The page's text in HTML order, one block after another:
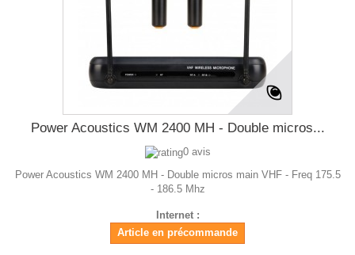
Power Acoustics WM 2400 MH - Double micros...
0 avis
Power Acoustics WM 2400 MH - Double micros main VHF - Freq 175.5
- 186.5 Mhz
Internet :
Article en précommande